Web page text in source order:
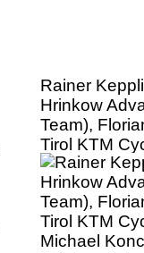
Rainer
Hrinkow
Team),
Tirol KTM
Michael
Hrinkow
59.
Radsport,
Herren Elite,